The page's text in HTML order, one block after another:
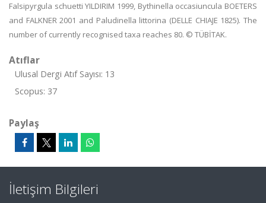
Falsipyrgula schuetti YILDIRIM 1999, Bythinella occasiuncula BOETERS
and FALKNER 2001 and Paludinella littorina (DELLE CHIAJE 1825). The
number of currently recognised taxa reaches 80. © TÜBİTAK.
Atıflar
Ulusal Dergi Atıf Sayısı: 13
Scopus: 37
Paylaş
İletişim Bilgileri